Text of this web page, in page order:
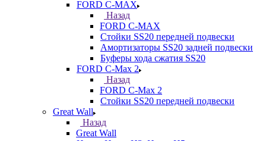
FORD С-MAX
Назад
FORD С-MAX
Стойки SS20 передней подвески
Амортизаторы SS20 задней подвески
Буферы хода сжатия SS20
FORD C-Max 2
Назад
FORD C-Max 2
Стойки SS20 передней подвески
Great Wall
Назад
Great Wall